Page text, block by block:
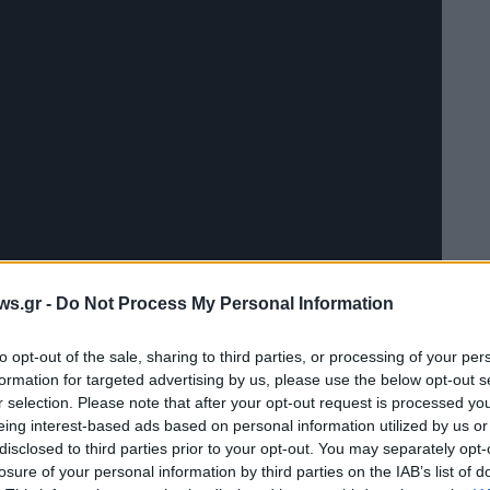
- Do Not Process My Personal Information
opt-out of the sale, sharing to third parties, or processing of your
for targeted advertising by us, please use the below opt-out
selection. Please note that after your opt-out request is processed
interest-based ads based on personal information utilized by us
to third parties prior to your opt-out. You may separately
of your personal information by third parties on the IAB’s list of
προϊστάμενος υποστήριξης Κυκλοφορίας
Τούρτας, δύο δέντρα που έπεσαν
Θεσσαλονίκης και έξω από το
είχαν ως αποτέλεσμανα σταματήσει η